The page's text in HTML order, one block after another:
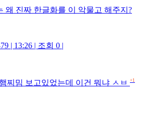
왜 진짜 한글화를 이 악물고 해주지?
| 13:26 | 조회 0 |
찌밈 보고있었는데 이건 뭐냐 ㅅㅂ +1